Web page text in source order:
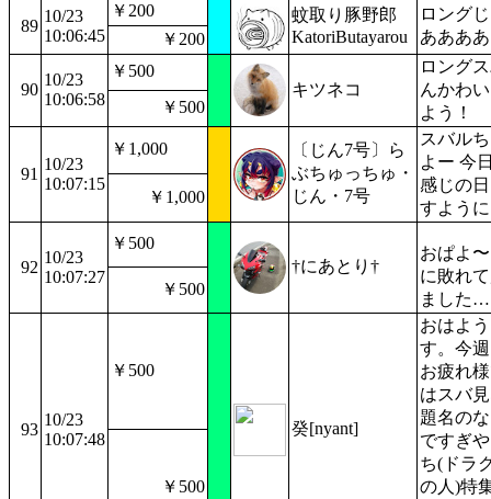
89
10/23
10:06:45
￥200
蚊取り豚野郎
KatoriButayarou
ロング
あああ
￥200
90
10/23
10:06:58
￥500
キツネコ
ロング
んかわ
よう！
￥500
91
10/23
10:07:15
￥1,000
〔じん7号〕ら
ぶちゅっちゅ・
じん・7号
スバル
よー 今
感じの
すよう
￥1,000
92
10/23
10:07:27
￥500
†にあとり†
おぱよ〜
に敗れ
ました…
￥500
93
10/23
10:07:48
￥500
癸[nyant]
おはよ
す。今
お疲れ
はスバ
題名の
ですぎ
ち(ドラ
の人)特
￥500